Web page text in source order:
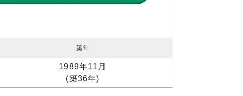
築年
1989年11月
(築36年)